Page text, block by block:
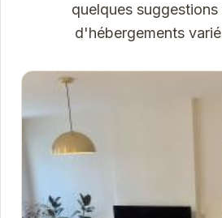
quelques
d'hébergements